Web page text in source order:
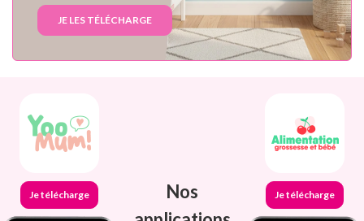
JE LES TÉLÉCHARGE
Je télécharge
Nos
Je télécharge